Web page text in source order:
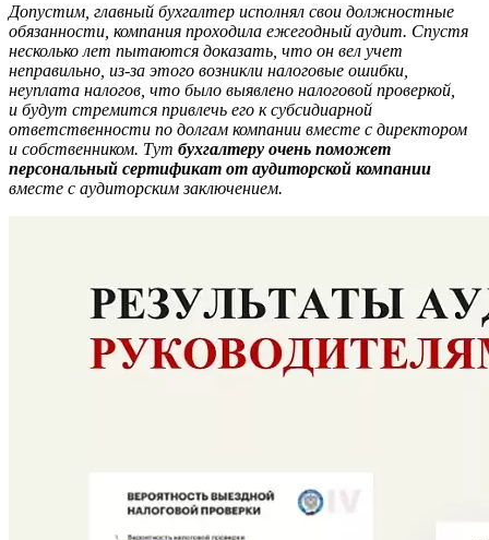
Допустим, главный бухгалтер исполнял свои должностные
обязанности, компания проходила ежегодный аудит. Спустя
несколько лет пытаются доказать, что он вел учет
неправильно, из-за этого возникли налоговые ошибки,
неуплата налогов, что было выявлено налоговой проверкой,
и будут стремится привлечь его к субсидиарной
ответственности по долгам компании вместе с директором
и собственником. Тут бухгалтеру очень поможет
персональный сертификат от аудиторской компании
вместе с аудиторским заключением.